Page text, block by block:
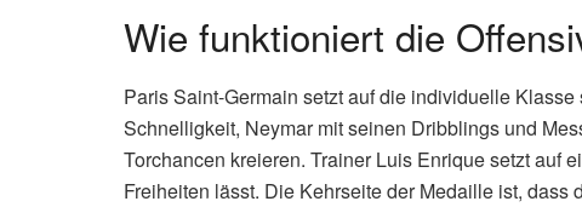
Wie funktioniert die
Paris Saint-Germain setzt auf die individuelle
Schnelligkeit, Neymar mit seinen Dribblings und
Torchancen kreieren. Trainer Luis Enrique setzt auf
Freiheiten lässt. Die Kehrseite der Medaille ist,